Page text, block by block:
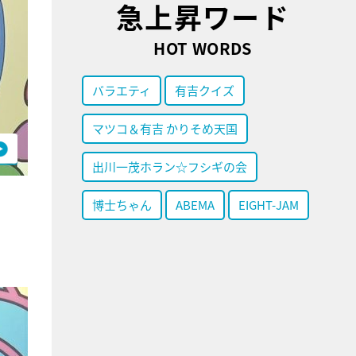
急上昇ワード
HOT WORDS
バラエティ 有吉クイズ
マツコ＆有吉 かりそめ天国
出川一茂ホラン☆フシギの会
博士ちゃん ABEMA EIGHT-JAM